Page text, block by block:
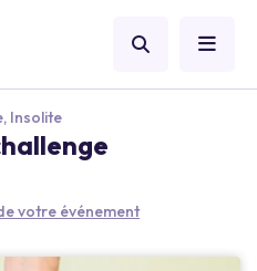
Insolite
votre événement